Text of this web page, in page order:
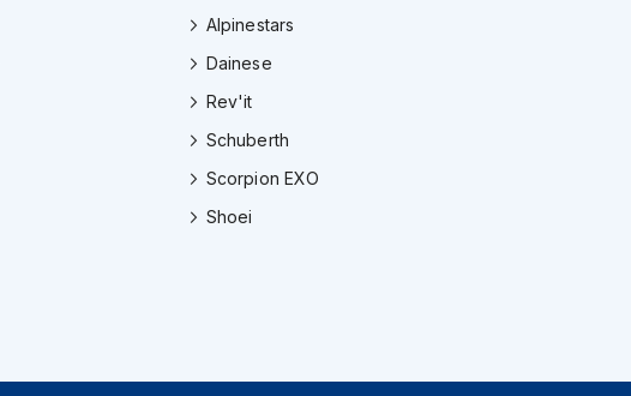
Alpinestars
Dainese
Rev'it
Schuberth
Scorpion EXO
Shoei